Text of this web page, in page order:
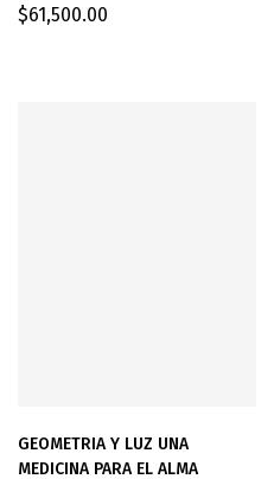
$61,500.00
GEOMETRIA Y LUZ UNA
MEDICINA PARA EL ALMA